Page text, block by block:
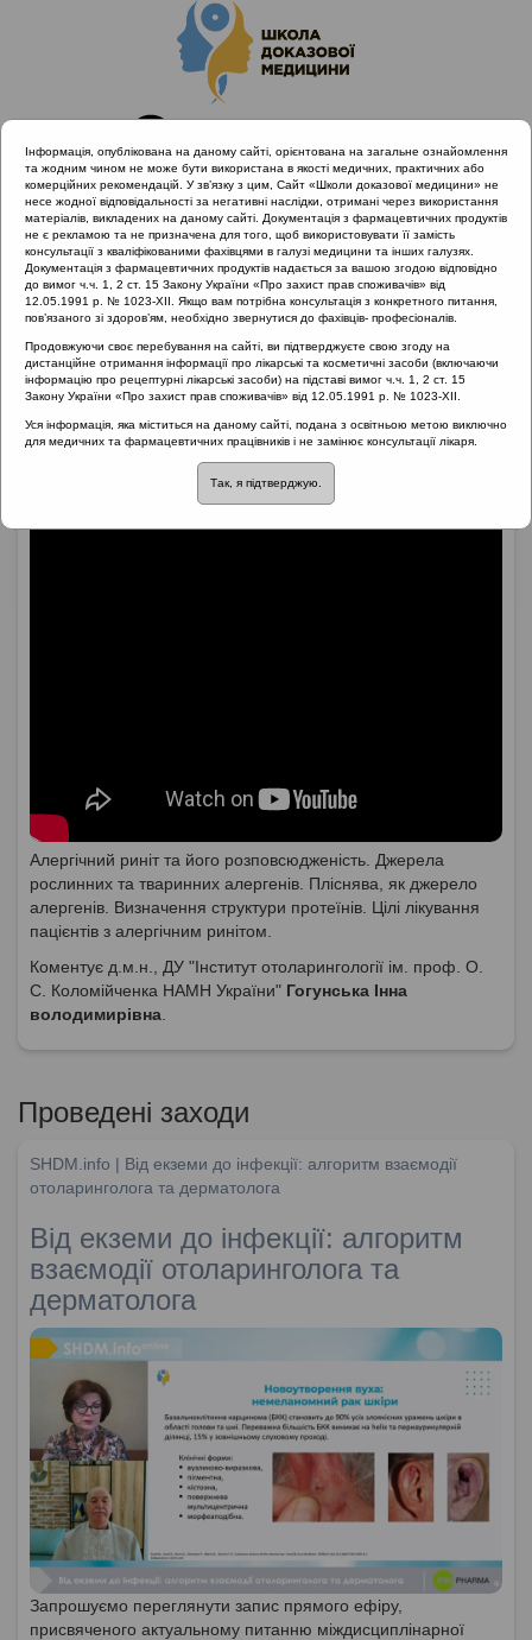
Головна
Матеріали за МКХ-11
04 Порушення імунної системи
Атопічні алергічні хвороби
Атопічні алергічні
хвороби
Алергічний риніт та його розповсюдженість. Джерела
рослинних та тваринних алергенів. Пліснява, як джерело
алергенів. Визначення структури протеїнів. Цілі лікування
пацієнтів з алергічним ринітом.
Коментує д.м.н., ДУ "Інститут отоларингології ім. проф. О.
С. Коломійченка НАМН України" Гогунська Інна
володимирівна
Проведені заходи
SHDM.info | Від екземи до інфекції: алгоритм взаємодії
отоларинголога та дерматолога
Від екземи до інфекції: алгоритм
взаємодії отоларинголога та
дерматолога
Запрошуємо переглянути запис прямого ефіру,
присвяченого актуальному питанню міждисциплінарної
Інформація, опублікована на даному сайті, орієнтована на загальне ознайомлення
та жодним чином не може бути використана в якості медичних, практичних або
комерційних рекомендацій. У зв’язку з цим, Сайт «Школи доказової медицини» не
несе жодної відповідальності за негативні наслідки, отримані через використання
матеріалів, викладених на даному сайті. Документація з фармацевтичних продуктів
не є рекламою та не призначена для того, щоб використовувати її замість
консультації з кваліфікованими фахівцями в галузі медицини та інших галузях.
Документація з фармацевтичних продуктів надається за вашою згодою відповідно
до вимог ч.ч. 1, 2 ст. 15 Закону України «Про захист прав споживачів» від
12.05.1991 р. № 1023-XII. Якщо вам потрібна консультація з конкретного питання,
пов’язаного зі здоров’ям, необхідно звернутися до фахівців- професіоналів.
Продовжуючи своє перебування на сайті, ви підтверджуєте свою згоду на
дистанційне отримання інформації про лікарські та косметичні засоби (включаючи
інформацію про рецептурні лікарські засоби) на підставі вимог ч.ч. 1, 2 ст. 15
Закону України «Про захист прав споживачів» від 12.05.1991 р. № 1023-XII.
Уся інформація, яка міститься на даному сайті, подана з освітньою метою виключно
для медичних та фармацевтичних працівників і не замінює консультації лікаря.
Так, я підтверджую.